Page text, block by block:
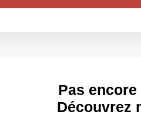
Pas encore
Découvrez